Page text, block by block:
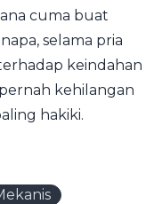
cuma buat
selama pria
keindahan
kehilangan
hakiki.